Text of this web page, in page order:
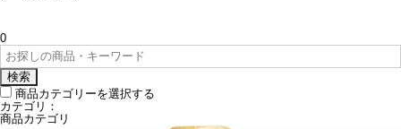
0
検索
商品カテゴリーを選択する
カテゴリ：
商品カテゴリ